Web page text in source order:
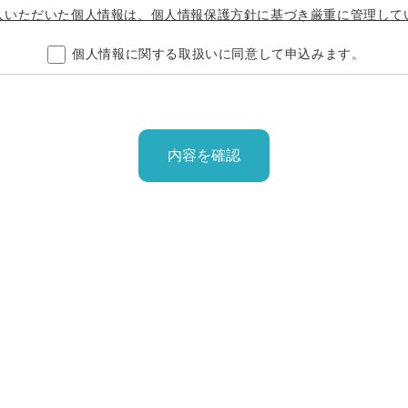
ただいた個人情報は、個人情報保護方針に基づき厳重に管理して
個人情報に関する取扱いに同意して申込みます。